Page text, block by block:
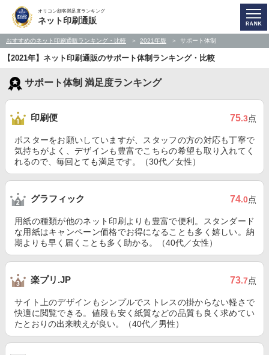
オリコン顧客満足度ランキング
ネット印刷通販
おすすめのネット印刷通販ランキング・比較 2021年版 サポート体制
【2021年】ネット印刷通販のサポート体制ランキング・比較
サポート体制 満足度ランキング
印刷便 75.3点
ポスターをお願いしていますが、スタッフの方の対応も丁寧で
気持ちがよく、デザインも豊富でこちらの希望も取り入れてく
れるので、毎回とても満足です。（30代／女性）
グラフィック 74.0点
用紙の種類が他のネット印刷よりも豊富で便利。スタンダード
な用紙はキャンペーン価格でお得になることも多く嬉しい。納
期よりも早く届くことも多く助かる。（40代／女性）
楽プリ.JP 73.7点
サイト上のデザインもシンプルでストレスの掛からない軽さで
快適に閲覧できる。値段も安く紙質などの品質も良く求めてい
たとおりの出来映えが良い。（40代／男性）